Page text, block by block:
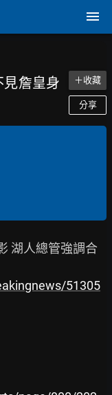
見詹皇身
＋收藏
分享
湖人總管強調合
51305